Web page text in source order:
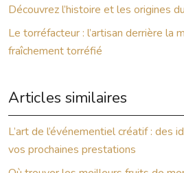
Découvrez l’histoire et les origines
Le torréfacteur : l’artisan derrière la
fraîchement torréfié
Articles similaires
L’art de l’événementiel créatif : des
vos prochaines prestations